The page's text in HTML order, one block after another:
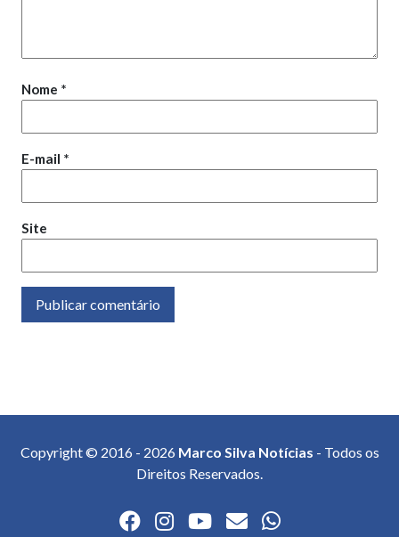
Nome *
E-mail *
Site
Copyright © 2016 - 2026 Marco Silva Notícias - Todos os
Direitos Reservados.